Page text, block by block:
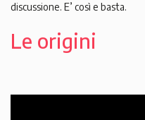
discussione. E’ così e basta.
Le origini